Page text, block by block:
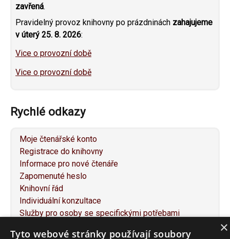
zavřená.
Pravidelný provoz knihovny po prázdninách zahajujeme
v úterý 25. 8. 2026:
Vice o provozní době
Vice o provozní době
Rychlé odkazy
Moje čtenářské konto
Registrace do knihovny
Informace pro nové čtenáře
Zapomenuté heslo
Knihovní řád
Individuální konzultace
Služby pro osoby se specifickými potřebami
×
Tyto webové stránky používají soubory